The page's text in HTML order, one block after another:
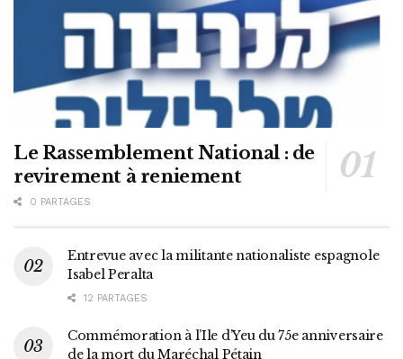
Le Rassemblement National : de
revirement à reniement
0 PARTAGES
Entrevue avec la militante nationaliste espagnole
Isabel Peralta
12 PARTAGES
Commémoration à l’Ile d’Yeu du 75e anniversaire
de la mort du Maréchal Pétain